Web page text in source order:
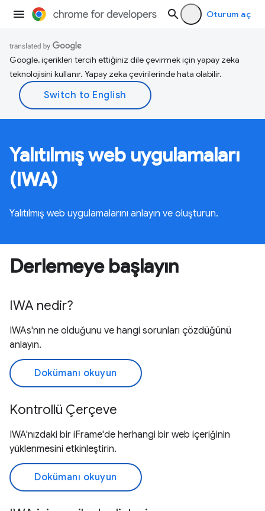
Oturum aç
Google, içerikleri tercih ettiğiniz dile çevirmek için yapay zeka
teknolojisini kullanır. Yapay zeka çevirilerinde hata olabilir.
Yalıtılmış web uygulamaları
(IWA)
Yalıtılmış web uygulamalarını anlayın ve oluşturun.
Derlemeye başlayın
IWA nedir?
IWAs'nın ne olduğunu ve hangi sorunları çözdüğünü
anlayın.
Dokümanı okuyun
Kontrollü Çerçeve
IWA'nızdaki bir iFrame'de herhangi bir web içeriğinin
yüklenmesini etkinleştirin.
Dokümanı okuyun